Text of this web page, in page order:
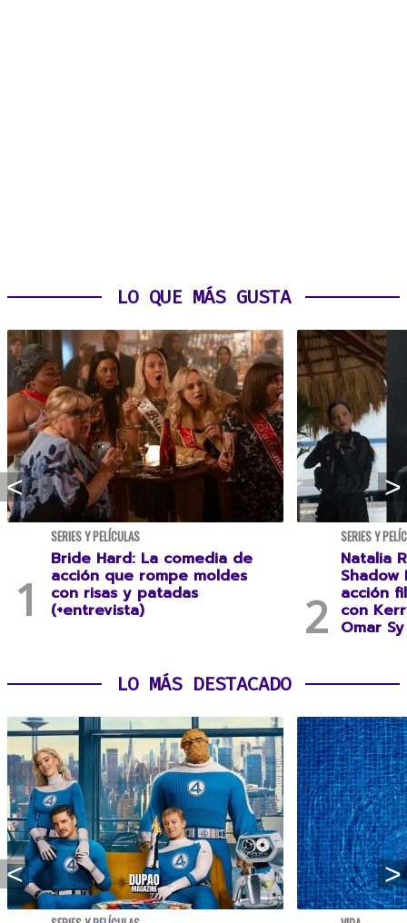
LO QUE MÁS GUSTA
SERIES Y PELÍCULAS
Bride Hard: La comedia de
acción que rompe moldes
con risas y patadas
(+entrevista)
SERIES Y
Natalia
acción
con
Omar
LO MÁS DESTACADO